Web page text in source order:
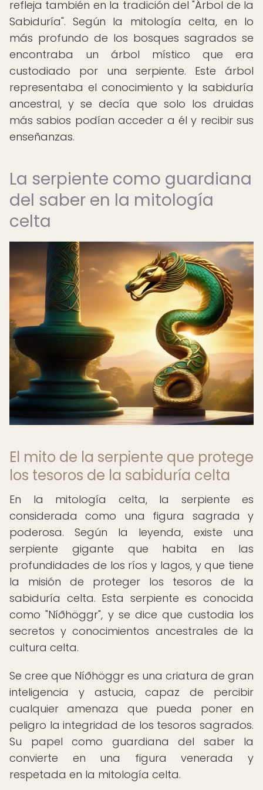
refleja también en la tradición del "Árbol de la
Sabiduría". Según la mitología celta, en lo
más profundo de los bosques sagrados se
encontraba un árbol místico que era
custodiado por una serpiente. Este árbol
representaba el conocimiento y la sabiduría
ancestral, y se decía que solo los druidas
más sabios podían acceder a él y recibir sus
enseñanzas.
La serpiente como guardiana
del saber en la mitología
celta
El mito de la serpiente que protege
los tesoros de la sabiduría celta
En la mitología celta, la serpiente es
considerada como una figura sagrada y
poderosa. Según la leyenda, existe una
serpiente gigante que habita en las
profundidades de los ríos y lagos, y que tiene
la misión de proteger los tesoros de la
sabiduría celta. Esta serpiente es conocida
como "Níðhöggr", y se dice que custodia los
secretos y conocimientos ancestrales de la
cultura celta.
Se cree que Níðhöggr es una criatura de gran
inteligencia y astucia, capaz de percibir
cualquier amenaza que pueda poner en
peligro la integridad de los tesoros sagrados.
Su papel como guardiana del saber la
convierte en una figura venerada y
respetada en la mitología celta.